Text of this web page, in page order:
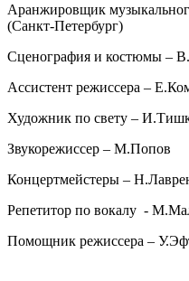
Аранжировщик
(Санкт-Петербург)
Сценография и костюмы –
Ассистент режиссера –
Художник по свету –
Звукорежиссер – М.Попов
Концертмейстеры –
Репетитор по вокалу -
Помощник режиссера –